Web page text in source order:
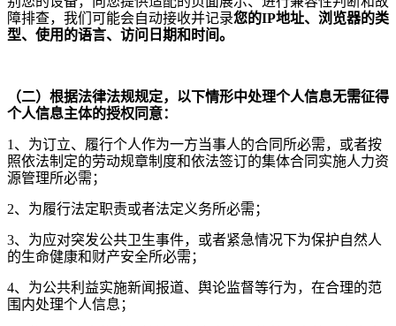
障排查，我们可能会自动接收并记录您的IP地址、浏览器的类
型、使用的语言、访问日期和时间。
（二）根据法律法规规定，以下情形中处理个人信息无需征得
个人信息主体的授权同意：
1 、为订立、履行个人作为一方当事人的合同所必需，或者按
照依法制定的劳动规章制度和依法签订的集体合同实施人力资
源管理所必需；
2、为履行法定职责或者法定义务所必需；
3、为应对突发公共卫生事件，或者紧急情况下为保护自然人
的生命健康和财产安全所必需；
4、为公共利益实施新闻报道、舆论监督等行为，在合理的范
围内处理个人信息；